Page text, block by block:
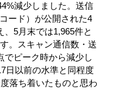
減少しました。送信
ード）が公開された4
、5月末では1,965件と
。スキャン通信数・送
でピーク時から減少し
日以前の水準と同程度
落ち着いたものと思わ